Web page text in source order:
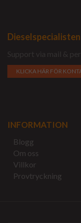
Support via mail &
KLICKA HÄR FÖR
INFORMATION
Blogg
Om oss
Villkor
Provtryckning